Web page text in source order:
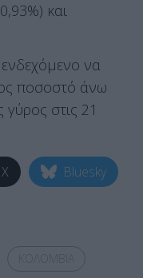
και
να
ποσοστό άνω
γύρος στις 21
Bluesky